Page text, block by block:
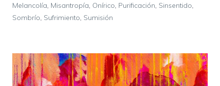
Melancolía, Misantropía, Onírico, Purificación, Sinsentido,
Sombrío, Sufrimiento, Sumisión